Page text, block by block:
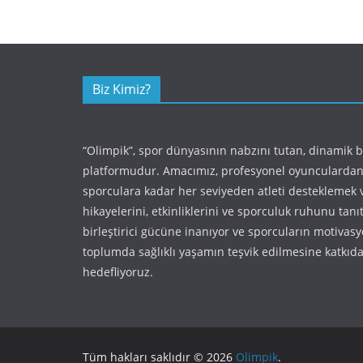
Biz Kimiz?
“Olimpik”, spor dünyasının nabzını tutan, dinamik
platformudur. Amacımız, profesyonel
sporculara kadar her seviyeden atleti desteklemek
hikayelerini, etkinliklerini ve sporculuk ruhunu
birleştirici gücüne inanıyor ve sporcuların
toplumda sağlıklı yaşamın teşvik edilmesine
hedefliyoruz.
Tüm hakları saklıdır © 2026 Olimpik.